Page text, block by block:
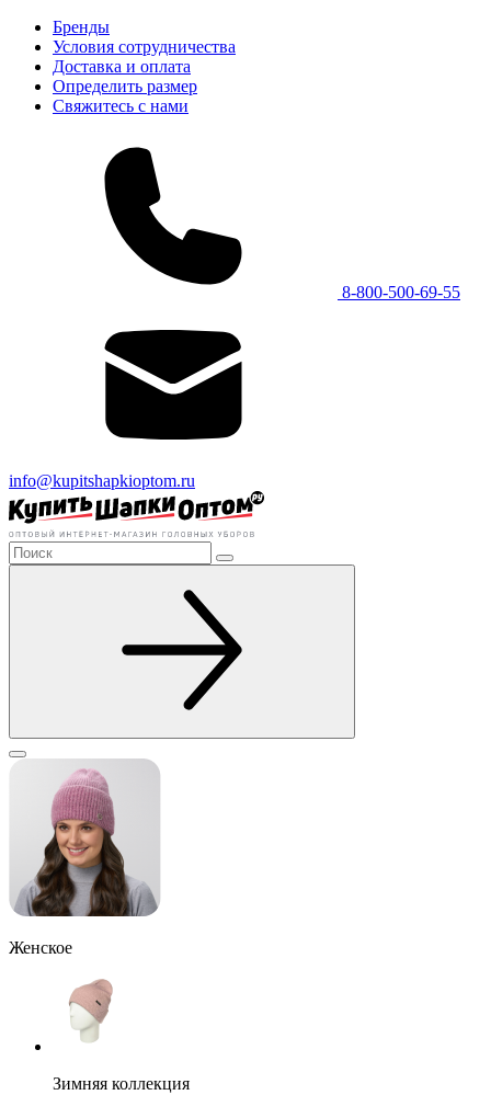
Бренды
Условия сотрудничества
Доставка и оплата
Определить размер
Свяжитесь с нами
8-800-500-69-55
info@kupitshapkioptom.ru
Женское
Зимняя коллекция